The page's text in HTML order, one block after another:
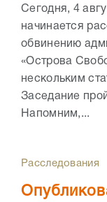
Сегодня, 4
начинается
обвинению
«Острова
нескольким
Заседание
Напомним,...
Расследования